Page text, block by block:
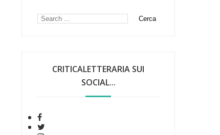
CRITICALETTERARIA SUI
SOCIAL...